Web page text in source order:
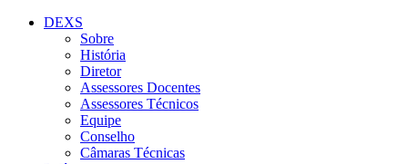
Conteúdo principal
DEXS
Sobre
História
Diretor
Assessores Docentes
Assessores Técnicos
Equipe
Conselho
Câmaras Técnicas